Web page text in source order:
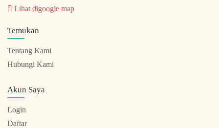
Lihat digoogle map
Temukan
Tentang Kami
Hubungi Kami
Akun Saya
Login
Daftar